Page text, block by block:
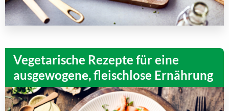
Vegetarische Rezepte für eine
ausgewogene, fleischlose Ernährung